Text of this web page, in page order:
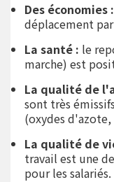
Des économies :
déplacement
La santé : le
marche) est
La qualité de
sont très
(oxydes
La qualité de
travail est une
pour les salariés.